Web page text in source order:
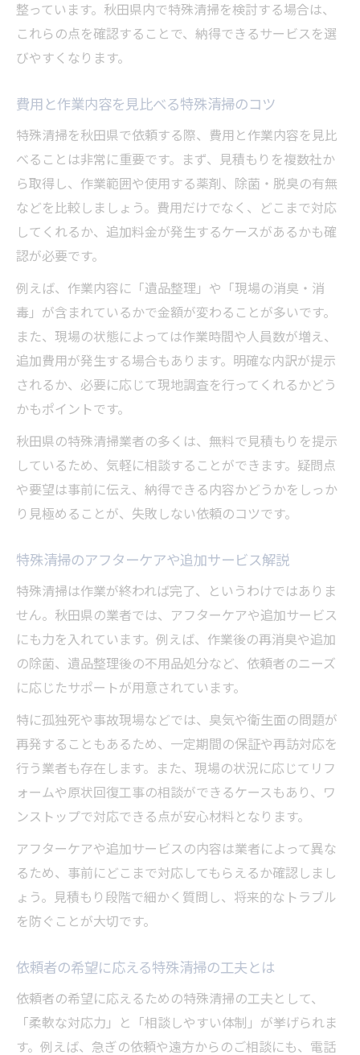
整っています。秋田県内で特殊清掃を検討する場合は、
これらの点を確認することで、納得できるサービスを選
びやすくなります。
費用と作業内容を見比べる特殊清掃のコツ
特殊清掃を秋田県で依頼する際、費用と作業内容を見比
べることは非常に重要です。まず、見積もりを複数社か
ら取得し、作業範囲や使用する薬剤、除菌・脱臭の有無
などを比較しましょう。費用だけでなく、どこまで対応
してくれるか、追加料金が発生するケースがあるかも確
認が必要です。
例えば、作業内容に「遺品整理」や「現場の消臭・消
毒」が含まれているかで金額が変わることが多いです。
また、現場の状態によっては作業時間や人員数が増え、
追加費用が発生する場合もあります。明確な内訳が提示
されるか、必要に応じて現地調査を行ってくれるかどう
かもポイントです。
秋田県の特殊清掃業者の多くは、無料で見積もりを提示
しているため、気軽に相談することができます。疑問点
や要望は事前に伝え、納得できる内容かどうかをしっか
り見極めることが、失敗しない依頼のコツです。
特殊清掃のアフターケアや追加サービス解説
特殊清掃は作業が終われば完了、というわけではありま
せん。秋田県の業者では、アフターケアや追加サービス
にも力を入れています。例えば、作業後の再消臭や追加
の除菌、遺品整理後の不用品処分など、依頼者のニーズ
に応じたサポートが用意されています。
特に孤独死や事故現場などでは、臭気や衛生面の問題が
再発することもあるため、一定期間の保証や再訪対応を
行う業者も存在します。また、現場の状況に応じてリフ
ォームや原状回復工事の相談ができるケースもあり、ワ
ンストップで対応できる点が安心材料となります。
アフターケアや追加サービスの内容は業者によって異な
るため、事前にどこまで対応してもらえるか確認しまし
ょう。見積もり段階で細かく質問し、将来的なトラブル
を防ぐことが大切です。
依頼者の希望に応える特殊清掃の工夫とは
依頼者の希望に応えるための特殊清掃の工夫として、
「柔軟な対応力」と「相談しやすい体制」が挙げられま
す。例えば、急ぎの依頼や遠方からのご相談にも、電話